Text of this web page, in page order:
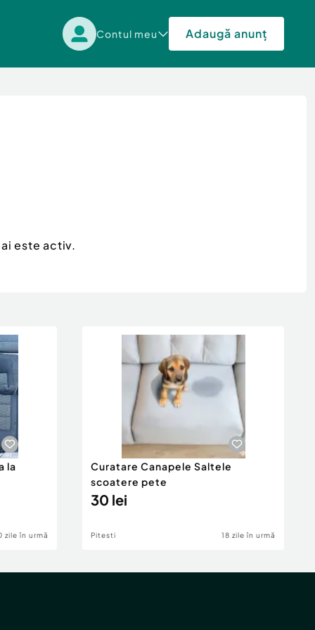
Contul meu Adaugă anunț
este activ.
la
zile în urmă
Curatare Canapele Saltele
scoatere pete
30 lei
Pitesti 18 zile în urmă